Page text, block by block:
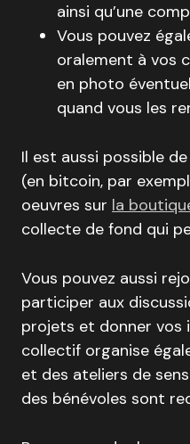
ainsi qu’une
Vous pouvez
oralement à vos
en photo
quand vous les
Il est aussi possible
(en bitcoin, par
oeuvres sur la
collecte de fond qui
Vous pouvez aussi
participer aux
projets et donner vos
collectif organise
et des ateliers de
des bénévoles sont